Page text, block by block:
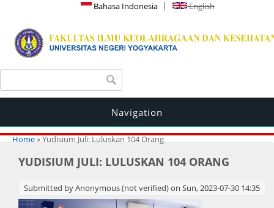
Bahasa Indonesia English
Search form
Navigation
You are here
Home» Yudisium Juli: Luluskan 104 Orang
YUDISIUM JULI: LULUSKAN 104 ORANG
Submitted byAnonymous (not verified)on Sun, 2023-07-30 14:35